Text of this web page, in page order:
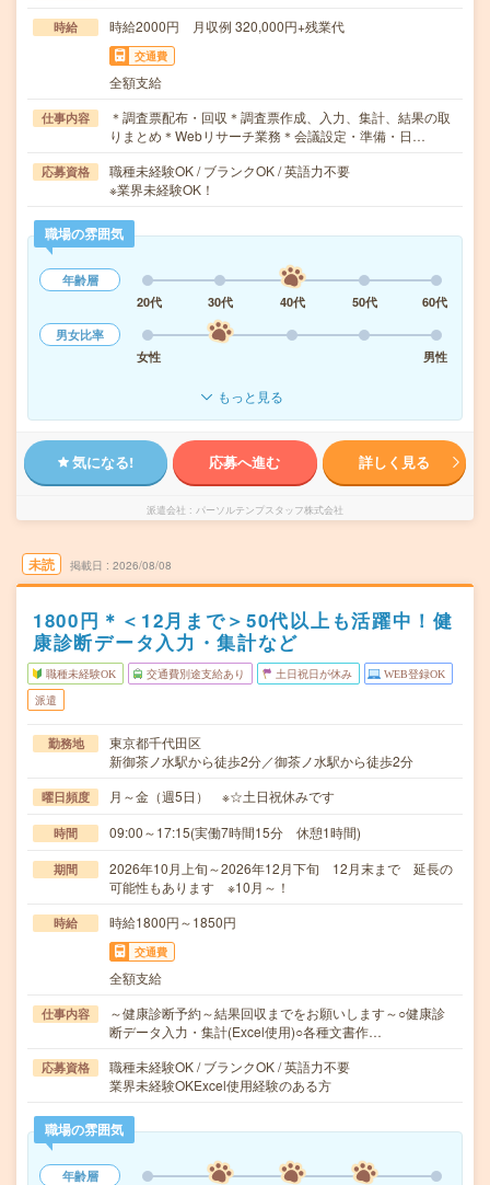
時給 時給2000円 月収例 320,000円+残業代
交通費
全額支給
仕事内容
＊調査票配布・回収＊調査票作成、入力、集計、結果の取
りまとめ＊Webリサーチ業務＊会議設定・準備・日…
応募資格
職種未経験OK / ブランクOK / 英語力不要
※業界未経験OK！
職場の雰囲気
年齢層
20代
30代 40代 50代
60代
男女比率
女性
男性
もっと見る
気になる! 応募へ進む 詳しく見る
派遣会社 パーソルテンプスタッフ株式会社
未読 掲載日 2026/08/08
1800円＊＜12月まで＞50代以上も活躍中！健
康診断データ入力・集計など
職種未経験OK 交通費別途支給あり 土日祝日が休み WEB登録OK
派遣
勤務地
東京都千代田区
新御茶ノ水駅から徒歩2分／御茶ノ水駅から徒歩2分
曜日頻度 月～金（週5日） ※☆土日祝休みです
時間 09:00～17:15(実働7時間15分 休憩1時間)
期間
2026年10月上旬～2026年12月下旬 12月末まで 延長の
可能性もあります ※10月～！
時給 時給1800円～1850円
交通費
全額支給
仕事内容
～健康診断予約～結果回収までをお願いします～○健康診
断データ入力・集計(Excel使用)○各種文書作…
応募資格
職種未経験OK / ブランクOK / 英語力不要
業界未経験OKExcel使用経験のある方
職場の雰囲気
年齢層